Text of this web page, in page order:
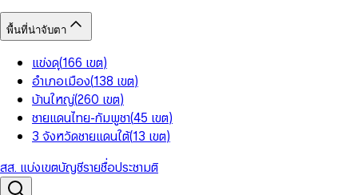
พื้นที่น่าจับตา
แข่งดุ(166 เขต)
อำเภอเมือง(138 เขต)
บ้านใหญ่(260 เขต)
ชายแดนไทย-กัมพูชา(45 เขต)
3 จังหวัดชายแดนใต้(13 เขต)
สส. แบ่งเขตบัญชีรายชื่อประชามติ